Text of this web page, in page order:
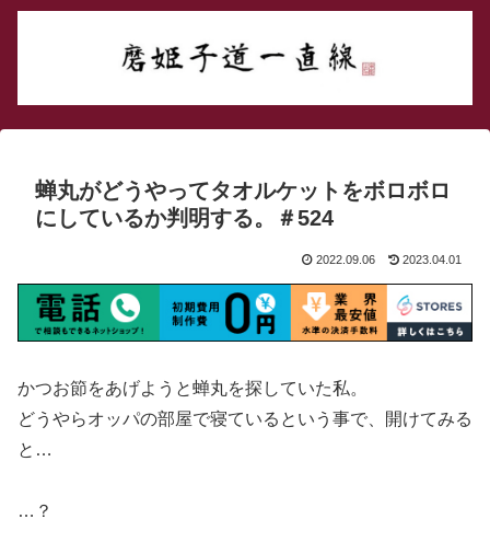
蝉丸がどうやってタオルケットをボロボロ
にしているか判明する。＃524
2022.09.06 2023.04.01
かつお節をあげようと蝉丸を探していた私。
どうやらオッパの部屋で寝ているという事で、開けてみる
と…
…？